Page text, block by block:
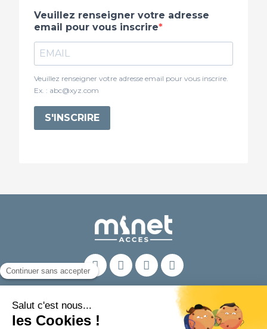
Veuillez renseigner votre adresse
email pour vous inscrire
Veuillez renseigner votre adresse email pour vous inscrire.
Ex. : abc@xyz.com
S'INSCRIRE
En savoir plus